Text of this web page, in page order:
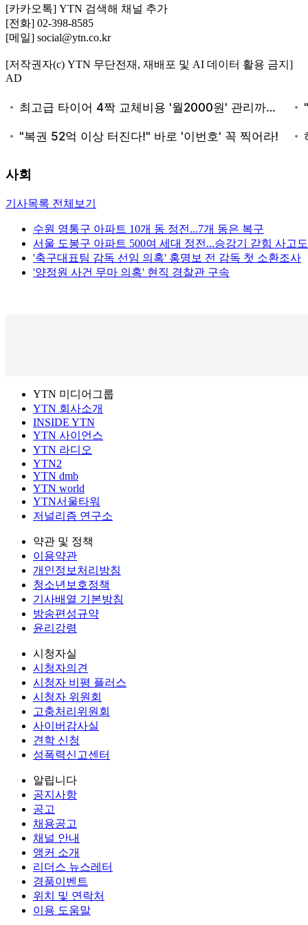
[카카오톡] YTN 검색해 채널 추가
[전화] 02-398-8585
[메일] social@ytn.co.kr
[저작권자(c) YTN 무단전재, 재배포 및 AI 데이터 활용 금지]
AD
사회
기사목록 전체보기
수원 영통구 아파트 10개 동 정전...7개 동은 복구
서울 도봉구 아파트 500여 세대 정전...승강기 갇힘 사고도
'축구대표팀 감독 선임 의혹' 홍명보 전 감독 첫 소환조사
'양정원 사건 무마 의혹' 현직 경찰관 구속
YTN 미디어그룹
YTN 회사소개
INSIDE YTN
YTN 사이언스
YTN 라디오
YTN2
YTN dmb
YTN world
YTN서울타워
저널리즘 연구소
약관 및 정책
이용약관
개인정보처리방침
청소년보호정책
기사배열 기본방침
방송편성규약
윤리강령
시청자실
시청자의견
시청자 비평 플러스
시청자 위원회
고충처리위원회
사이버감사실
견학 신청
성폭력신고센터
알립니다
공지사항
공고
채용공고
채널 안내
앵커 소개
리더스 뉴스레터
경품이벤트
위치 및 연락처
이용 도움말